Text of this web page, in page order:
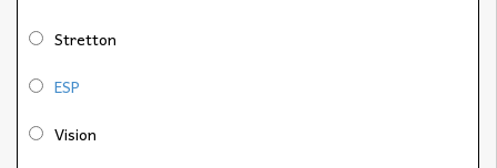
Stretton
ESP
Vision